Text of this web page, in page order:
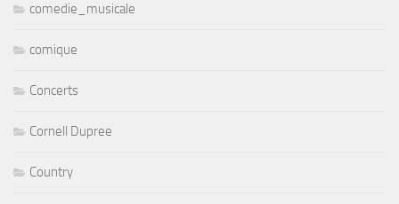
comedie_musicale
comique
Concerts
Cornell Dupree
Country